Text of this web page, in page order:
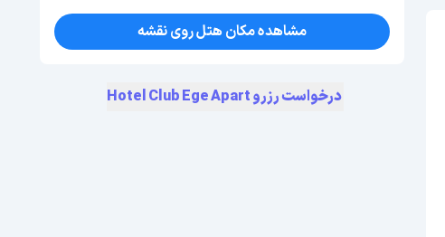
مشاهده مکان هتل روی نقشه
درخواست رزرو Hotel Club Ege Apart